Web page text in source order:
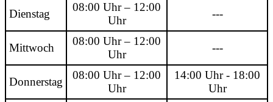
Dienstag
08:00 Uhr – 12:00
Uhr
---
Mittwoch
08:00 Uhr – 12:00
Uhr
---
Donnerstag
08:00 Uhr – 12:00
Uhr
14:00 Uhr - 18:00
Uhr